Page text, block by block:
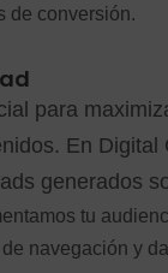
de conversión.
para
En
generados
tu
navegación y